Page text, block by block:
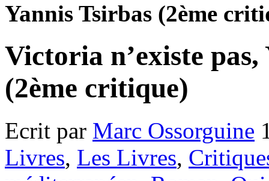
Yannis Tsirbas (2ème
Victoria n’existe pas,
(2ème critique)
Ecrit par Marc Ossorguine
Livres, Les Livres,